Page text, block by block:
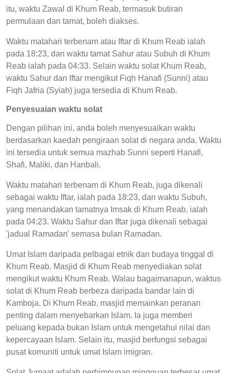
itu, waktu Zawal di Khum Reab, termasuk butiran
permulaan dan tamat, boleh diakses.
Waktu matahari terbenam atau Iftar di Khum Reab ialah
pada 18:23, dan waktu tamat Sahur atau Subuh di Khum
Reab ialah pada 04:33. Selain waktu solat Khum Reab,
waktu Sahur dan Iftar mengikut Fiqh Hanafi (Sunni) atau
Fiqh Jafria (Syiah) juga tersedia di Khum Reab.
Penyesuaian waktu solat
Dengan pilihan ini, anda boleh menyesuaikan waktu
berdasarkan kaedah pengiraan solat di negara anda. Waktu
ini tersedia untuk semua mazhab Sunni seperti Hanafi,
Shafi, Maliki, dan Hanbali.
Waktu matahari terbenam di Khum Reab, juga dikenali
sebagai waktu Iftar, ialah pada 18:23, dan waktu Subuh,
yang menandakan tamatnya Imsak di Khum Reab, ialah
pada 04:23. Waktu Sahur dan Iftar juga dikenali sebagai
'jadual Ramadan' semasa bulan Ramadan.
Umat Islam daripada pelbagai etnik dan budaya tinggal di
Khum Reab. Masjid di Khum Reab menyediakan solat
mengikut waktu Khum Reab. Walau bagaimanapun, waktus
solat di Khum Reab berbeza daripada bandar lain di
Kamboja. Di Khum Reab, masjid memainkan peranan
penting dalam menyebarkan Islam. Ia juga memberi
peluang kepada bukan Islam untuk mengetahui nilai dan
kepercayaan Islam. Selain itu, masjid berfungsi sebagai
pusat komuniti untuk umat Islam imigran.